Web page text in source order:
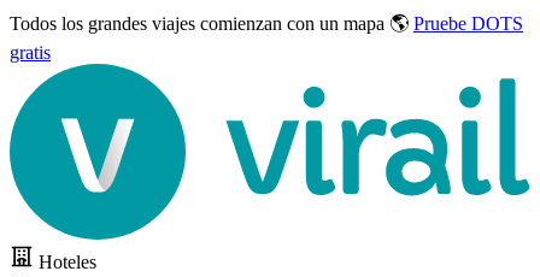
Todos los grandes viajes comienzan con un mapa 🌎 Pruebe DOTS
gratis
Hoteles